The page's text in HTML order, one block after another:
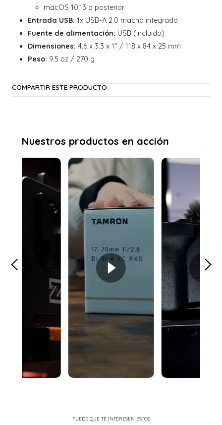
macOS 10.13 o posterior
Entrada USB: 1x USB-A 2.0 macho integrado
Fuente de alimentación: USB (incluido)
Dimensiones: 4.6 x 3.3 x 1" / 118 x 84 x 25 mm
Peso: 9.5 oz / 270 g
COMPARTIR ESTE PRODUCTO
PUEDE QUE TE INTERESEN ESTOS